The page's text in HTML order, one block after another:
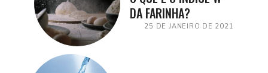
DA FARINHA?
25 DE JANEIRO DE 2021